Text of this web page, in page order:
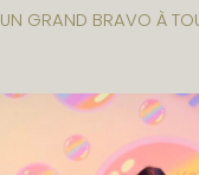
UN GRAND BRAVO À